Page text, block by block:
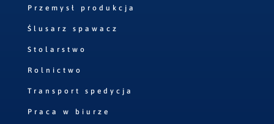
Przemysł produkcja
Ślusarz spawacz
Stolarstwo
Rolnictwo
Transport spedycja
Praca w biurze